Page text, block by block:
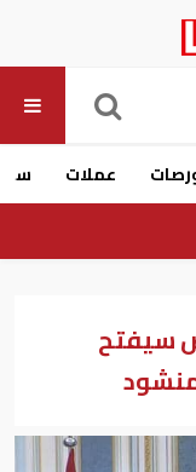
عملات
سيفتح